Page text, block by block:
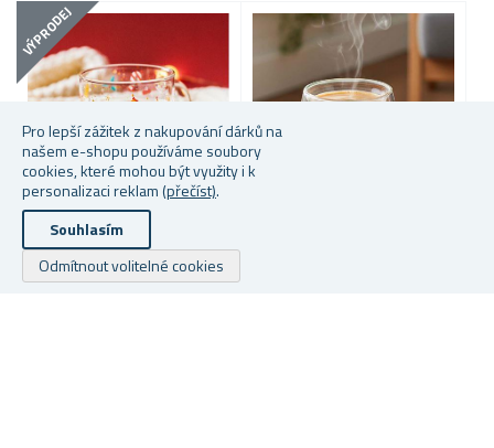
Pro lepší zážitek z nakupování dárků na
našem e-shopu používáme soubory
cookies, které mohou být využity i k
personalizaci reklam (přečíst).
Souhlasím
Odmítnout volitelné cookies
VÝPRODEJ
VÁNOČNÍ HRNEK